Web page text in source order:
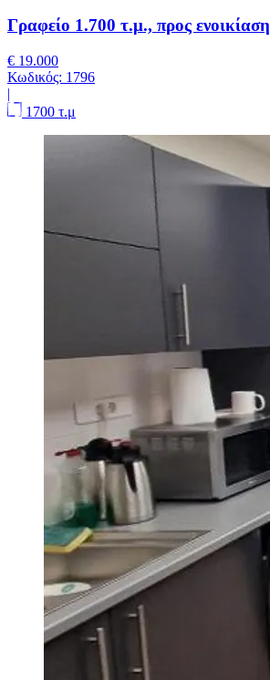
Γραφείο 1.700 τ.μ., προς ενοικίαση
€ 19.000
Κωδικός: 1796
|
1700 τ.μ